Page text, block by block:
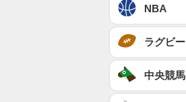
NBA
ラグビー
中央競馬